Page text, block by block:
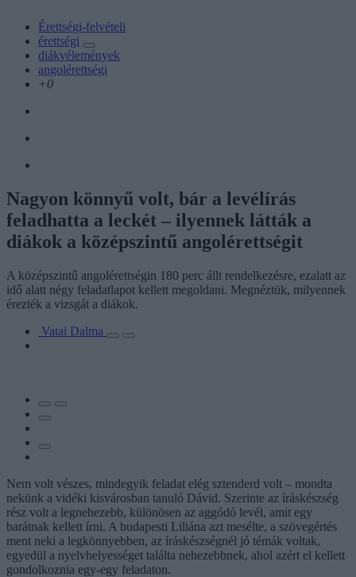
Érettségi-felvételi
érettségi
diákvélemények
angolérettségi
+0
Nagyon könnyű volt, bár a levélírás
feladhatta a leckét – ilyennek látták a
diákok a középszintű angolérettségit
A középszintű angolérettségin 180 perc állt rendelkezésre, ezalatt az
idő alatt négy feladatlapot kellett megoldani. Megnéztük, milyennek
érezték a vizsgát a diákok.
Vatai Dalma
Nem volt vészes, mindegyik feladat elég sztenderd volt – mondta
nekünk a vidéki kisvárosban tanuló Dávid. Szerinte az íráskészség
rész volt a legnehezebb, különösen az aggódó levél, amit egy
barátnak kellett írni. A budapesti Liliána azt mesélte, a szövegértés
ment neki a legkönnyebben, az íráskészségnél jó témák voltak,
egyedül a nyelvhelyességet találta nehezebbnek, ahol azért el kellett
gondolkoznia egy-egy feladaton.